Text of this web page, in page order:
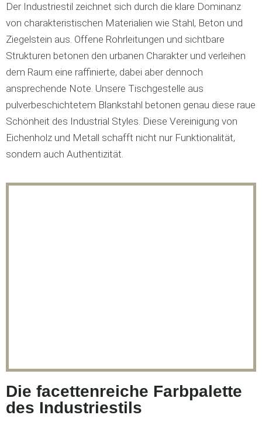
Der Industriestil zeichnet sich durch die klare Dominanz
von charakteristischen Materialien wie Stahl, Beton und
Ziegelstein aus. Offene Rohrleitungen und sichtbare
Strukturen betonen den urbanen Charakter und verleihen
dem Raum eine raffinierte, dabei aber dennoch
ansprechende Note. Unsere Tischgestelle aus
pulverbeschichtetem Blankstahl betonen genau diese raue
Schönheit des Industrial Styles. Diese Vereinigung von
Eichenholz und Metall schafft nicht nur Funktionalität,
sondern auch Authentizität.
Die facettenreiche Farbpalette
des Industriestils